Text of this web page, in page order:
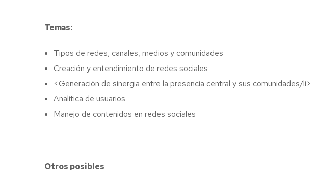
Temas:
Tipos de redes, canales, medios y comunidades
Creación y entendimiento de redes sociales
<Generación de sinergia entre la presencia central y sus comunidades/li>
Analítica de usuarios
Manejo de contenidos en redes sociales
Otros posibles